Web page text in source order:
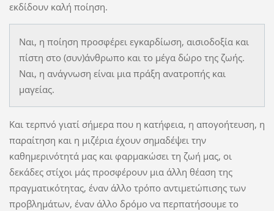
εκδίδουν καλή ποίηση.
Ναι, η ποίηση προσφέρει εγκαρδίωση, αισιοδοξία και
πίστη στο (συν)άνθρωπο και το μέγα δώρο της ζωής.
Ναι, η ανάγνωση είναι μια πράξη ανατροπής και
μαγείας.
Και τερπνό γιατί σήμερα που η κατήφεια, η απογοήτευση, η
παραίτηση και η μιζέρια έχουν σημαδέψει την
καθημερινότητά μας και φαρμακώσει τη ζωή μας, οι
δεκάδες στίχοι μάς προσφέρουν μια άλλη θέαση της
πραγματικότητας, έναν άλλο τρόπο αντιμετώπισης των
προβλημάτων, έναν άλλο δρόμο να περπατήσουμε το